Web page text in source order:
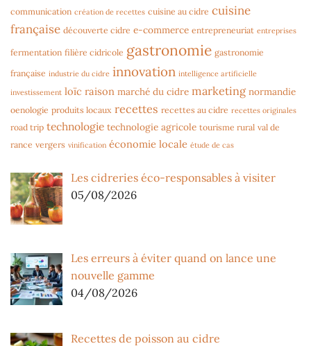
communication création de recettes cuisine au cidre cuisine
française découverte cidre e-commerce entrepreneuriat entreprises
fermentation filière cidricole gastronomie gastronomie
française industrie du cidre innovation intelligence artificielle
investissement loïc raison marché du cidre marketing normandie
oenologie produits locaux recettes recettes au cidre recettes originales
road trip technologie technologie agricole tourisme rural val de
rance vergers vinification économie locale étude de cas
Les cidreries éco-responsables à visiter
05/08/2026
Les erreurs à éviter quand on lance une
nouvelle gamme
04/08/2026
Recettes de poisson au cidre